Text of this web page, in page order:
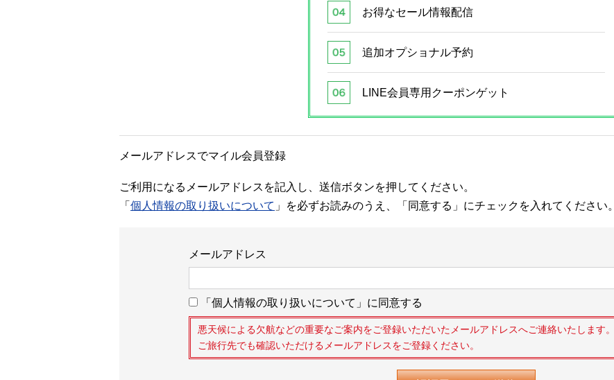
お得なセール情報配信
追加オプショナル予約
LINE会員専用クーポンゲット
メールアドレスでマイル会員登録
ご利用になるメールアドレスを記入し、送信ボタンを押してください。
「 個人情報の取り扱いについて 」を必ずお読みのうえ、「同意する」にチェックを入れてください。
メールアドレス
「個人情報の取り扱いについて」に同意する
悪天候による欠航などの重要なご案内をご登録いただいたメールアドレスへご連絡いたします。
ご旅行先でも確認いただけるメールアドレスをご登録ください。